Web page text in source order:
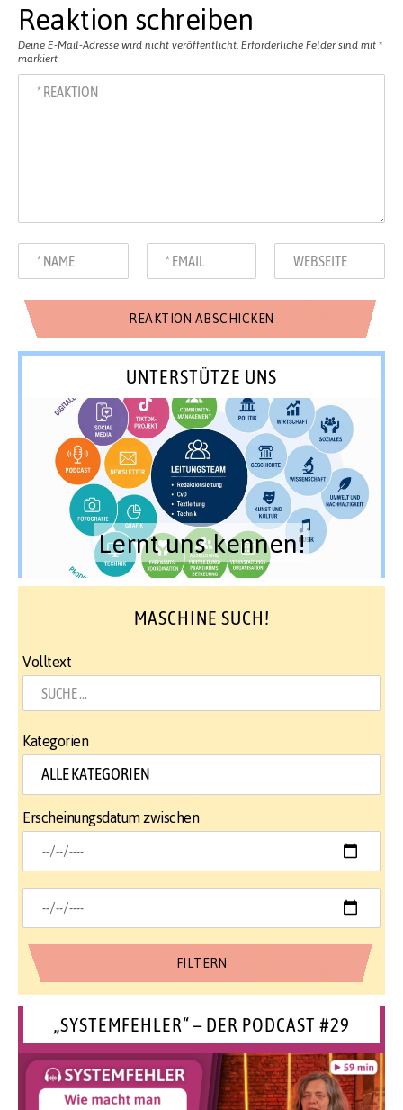
Reaktion schreiben
Deine E-Mail-Adresse wird nicht veröffentlicht. Erforderliche Felder sind mit *
markiert
UNTERSTÜTZE UNS
Lernt uns kennen!
MASCHINE SUCH!
Volltext
Kategorien
Erscheinungsdatum zwischen
„SYSTEMFEHLER“ – DER PODCAST #29